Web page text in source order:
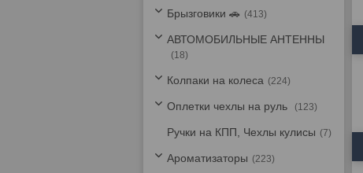
Брызговики 🚗 413
АВТОМОБИЛЬНЫЕ АНТЕННЫ
18
Колпаки на колеса 224
Оплетки чехлы на руль 123
Ручки на КПП, Чехлы кулисы 7
Ароматизаторы 223